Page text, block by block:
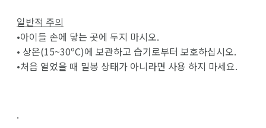
일반적 주의
•아이들 손에 닿는 곳에 두지 마시오.
• 상온(15~30ºC)에 보관하고 습기로부터 보호하십시오.
•처음 열었을 때 밀봉 상태가 아니라면 사용 하지 마세요.
.